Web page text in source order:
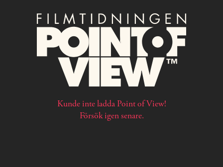
Kunde inte ladda Point of View!
Försök igen senare.